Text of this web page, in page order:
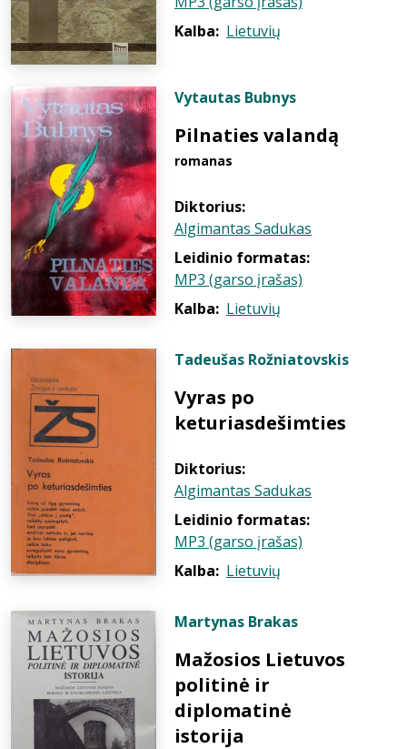
Kalba: Lietuvių
Vytautas Bubnys
Pilnaties valandą
romanas
Diktorius:
Algimantas Sadukas
Leidinio formatas:
MP3 (garso įrašas)
Kalba: Lietuvių
Tadeušas Rožniatovskis
Vyras po
keturiasdešimties
Diktorius:
Algimantas Sadukas
Leidinio formatas:
MP3 (garso įrašas)
Kalba: Lietuvių
Martynas Brakas
Mažosios Lietuvos
politinė ir
diplomatinė
istorija